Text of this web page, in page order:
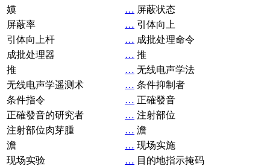
嫫
… 屏蔽状态
屏蔽率
… 引体向上
引体向上杆
… 成批处理命令
成批处理器
… 推
推
… 无线电声学法
无线电声学遥测术
… 条件抑制者
条件指令
… 正確發音
正確發音的研究者
… 注射部位
注射部位肉芽腫
… 澹
澹
… 现场实施
现场实验
… 目的地指示掩码